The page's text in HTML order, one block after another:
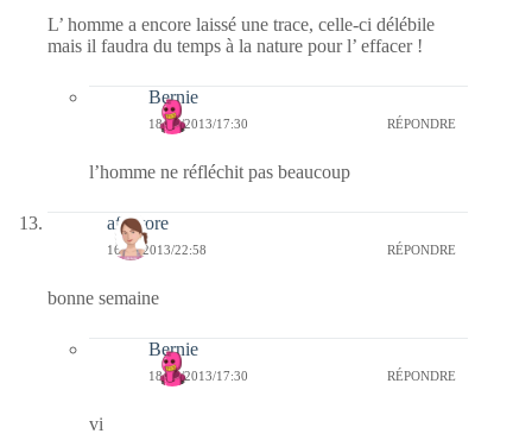
L’ homme a encore laissé une trace, celle-ci délébile
mais il faudra du temps à la nature pour l’ effacer !
Bernie
18/06/2013/17:30 RÉPONDRE
l’homme ne réfléchit pas beaucoup
afaurore
16/06/2013/22:58 RÉPONDRE
bonne semaine
Bernie
18/06/2013/17:30 RÉPONDRE
vi